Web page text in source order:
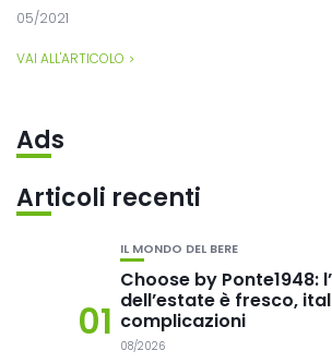
05/2021
VAI ALL'ARTICOLO
Ads
Articoli recenti
01
IL MONDO DEL BERE
Choose by Ponte1948:
dell’estate è fresco,
complicazioni
08/2026